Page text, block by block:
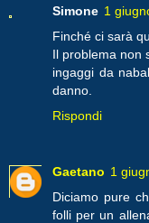
Simone 1
Finché ci sarà
Il problema non
ingaggi da
danno.
Rispondi
Gaetano 1
Diciamo pure
folli per un